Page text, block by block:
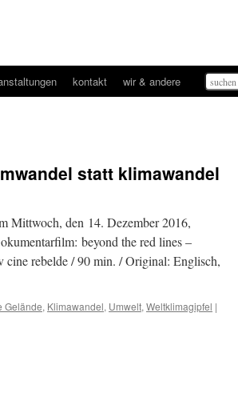
kontakt wir & andere
Suchen
nach:
statt klimawandel
Mittwoch, den 14. Dezember 2016,
beyond the red lines –
rebelde / 90 min. / Original: Englisch,
Gelände, Klimawandel, Umwelt, Weltklimagipfel |